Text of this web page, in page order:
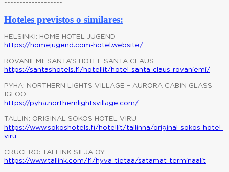
-------------------
Hoteles previstos o similares:
HELSINKI: HOME HOTEL JUGEND
https://homejugend.com-hotel.website/
ROVANIEMI: SANTA’S HOTEL SANTA CLAUS
https://santashotels.fi/hotellit/hotel-santa-claus-rovaniemi/
PYHA: NORTHERN LIGHTS VILLAGE – AURORA CABIN GLASS
IGLOO
https://pyha.northernlightsvillage.com/
TALLIN: ORIGINAL SOKOS HOTEL VIRU
https://www.sokoshotels.fi/hotellit/tallinna/original-sokos-hotel-
viru
CRUCERO: TALLINK SILJA OY
https://www.tallink.com/fi/hyva-tietaa/satamat-terminaalit